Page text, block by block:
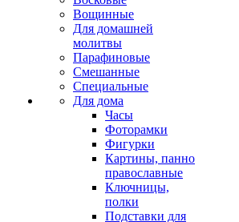
Вощинные
Для домашней
молитвы
Парафиновые
Смешанные
Специальные
Для дома
Часы
Фоторамки
Фигурки
Картины, панно
православные
Ключницы,
полки
Подставки для